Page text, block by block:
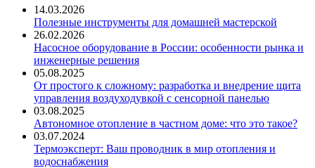
14.03.2026
Полезные инструменты для домашней мастерской
26.02.2026
Насосное оборудование в России: особенности рынка и
инженерные решения
05.08.2025
От простого к сложному: разработка и внедрение щита
управления воздуходувкой с сенсорной панелью
03.08.2025
Автономное отопление в частном доме: что это такое?
03.07.2024
Термоэксперт: Ваш проводник в мир отопления и
водоснабжения